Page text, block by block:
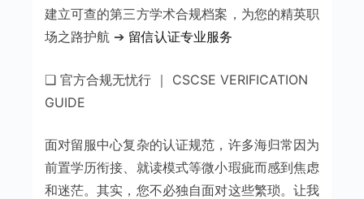
建立可查的第三方学术合规档案，为您的精英职
场之路护航 ➔ 留信认证专业服务
❑ 官方合规无忧行 ｜ CSCSE VERIFICATION
GUIDE
面对留服中心复杂的认证规范，许多海归常因为
前置学历衔接、就读模式等微小瑕疵而感到焦虑
和迷茫。其实，您不必独自面对这些繁琐。让我